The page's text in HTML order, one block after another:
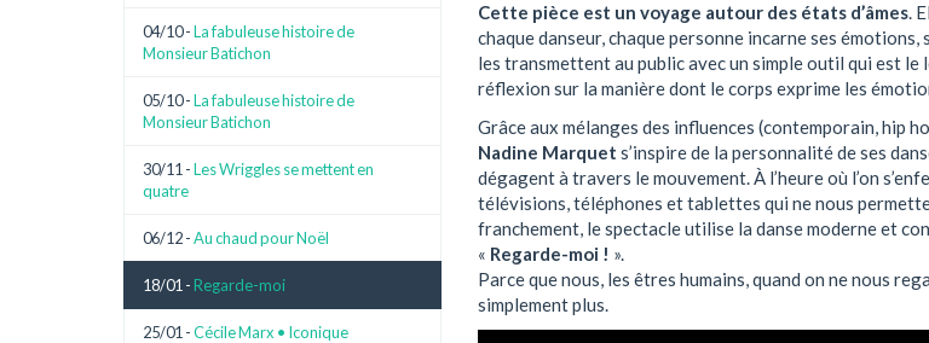
Cette pièce est un voyage autour des états d’âmes.
chaque danseur, chaque personne incarne ses émotions,
les transmettent au public avec un simple outil qui est le
réflexion sur la manière dont le corps exprime les
Grâce aux mélanges des influences (contemporain, hip
Nadine Marquet s’inspire de la personnalité de ses
dégagent à travers le mouvement. À l’heure où l’on
télévisions, téléphones et tablettes qui ne nous
franchement, le spectacle utilise la danse moderne et
« Regarde-moi ! ».
Parce que nous, les êtres humains, quand on ne nous
simplement plus.
04/10 -La fabuleuse histoire de
Monsieur Batichon
05/10 -La fabuleuse histoire de
Monsieur Batichon
30/11 -Les Wriggles se mettent en
quatre
06/12 -Au chaud pour Noël
18/01 - Regarde-moi
25/01 -Cécile Marx • Iconique